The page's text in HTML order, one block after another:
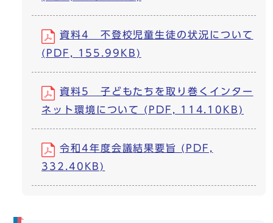
資料4 不登校児童生徒の状況について
(PDF, 155.99KB)
資料5 子どもたちを取り巻くインター
ネット環境について (PDF, 114.10KB)
令和4年度会議結果要旨 (PDF,
332.40KB)